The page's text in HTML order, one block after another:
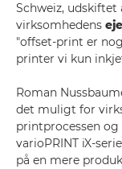
Schweiz, udskiftet
virksomhedens
"offset-print er
printer vi kun
Roman
det muligt for
printprocessen
varioPRINT iX-
på en mere